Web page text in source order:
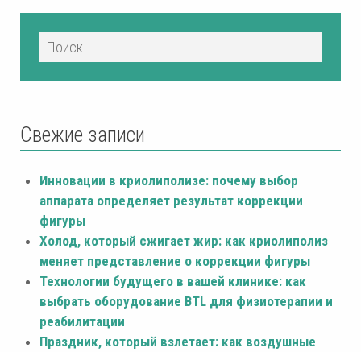
Свежие записи
Инновации в криолиполизе: почему выбор
аппарата определяет результат коррекции
фигуры
Холод, который сжигает жир: как криолиполиз
меняет представление о коррекции фигуры
Технологии будущего в вашей клинике: как
выбрать оборудование BTL для физиотерапии и
реабилитации
Праздник, который взлетает: как воздушные